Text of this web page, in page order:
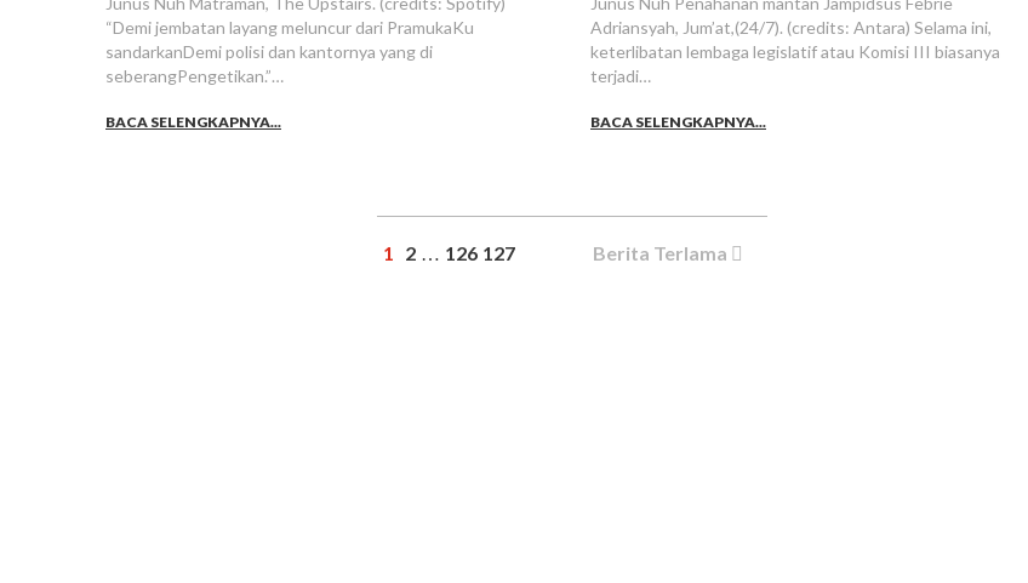
“Demi jembatan layang meluncur dari PramukaKu
sandarkanDemi polisi dan kantornya yang di
seberangPengetikan.”…
BACA SELENGKAPNYA...
Adriansyah, Jum’at,(24/7). (credits: Antara) Selama ini,
keterlibatan lembaga legislatif atau Komisi III biasanya
terjadi…
BACA SELENGKAPNYA...
1 2 … 126 127 Berita Terlama